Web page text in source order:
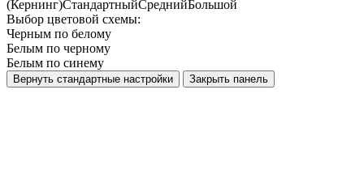
(Кернинг)СтандартныйСреднийБольшой
Выбор цветовой схемы:
Черным по белому
Белым по черному
Белым по синему
Вернуть стандартные настройки Закрыть панель